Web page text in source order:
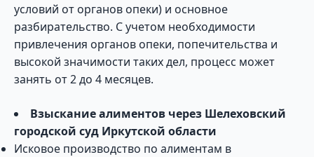
условий от органов опеки) и основное
разбирательство. С учетом необходимости
привлечения органов опеки, попечительства и
высокой значимости таких дел, процесс может
занять от 2 до 4 месяцев.
Взыскание алиментов через Шелеховский
городской суд Иркутской области
Исковое производство по алиментам в